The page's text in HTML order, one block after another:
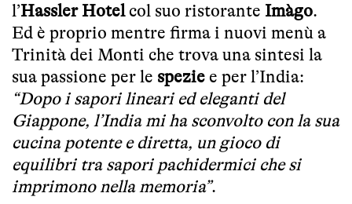
l’Hassler Hotelcol suo ristorante Imàgo.
Ed è proprio mentre firma i nuovi menù a
Trinità dei Monti che trova una sintesi la
sua passione per le spezie e per l’India:
“Dopo i sapori lineari ed eleganti del
Giappone, l’India mi ha sconvolto con la sua
cucina potente e diretta, un gioco di
equilibri tra sapori pachidermici che si
imprimono nella memoria”.